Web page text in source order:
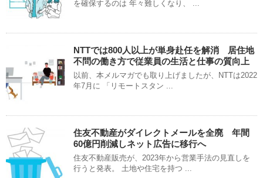
を確保するのは 年々難しくなり、 ...
NTTでは800人以上が単身赴任を解消 居住地
不問の働き方で従業員の生活と仕事の質向上
以前、本メルマガでも取り上げましたが、NTTは2022
年7月に 「リモートスタン ...
住友不動産がダイレクトメールを全廃 年間
60億円削減しネット広告に移行へ
住友不動産販売が、2023年から営業手法の見直しを
行うと発表。 土地や住宅を持つ ...